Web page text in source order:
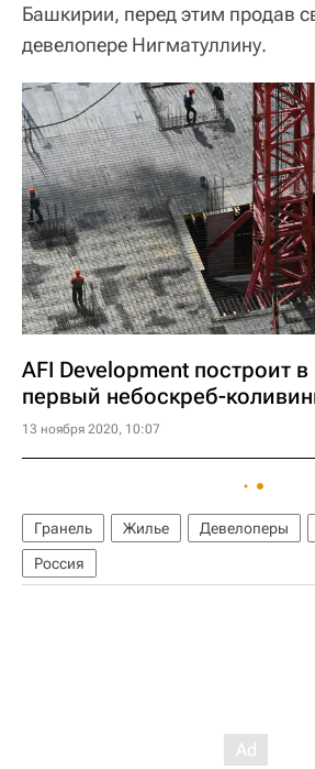
Башкирии, перед этим продав
девелопере Нигматуллину.
AFI Development построит
первый небоскреб-
13 ноября 2020, 10:07
Гранель Жилье Девелоперы
Россия